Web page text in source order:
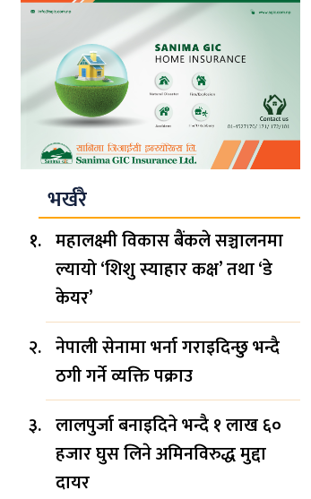
भर्खरै
महालक्ष्मी विकास बैंकले सञ्चालनमा
ल्यायो ‘शिशु स्याहार कक्ष’ तथा ‘डे
केयर’
नेपाली सेनामा भर्ना गराइदिन्छु भन्दै
ठगी गर्ने व्यक्ति पक्राउ
लालपुर्जा बनाइदिने भन्दै १ लाख ६०
हजार घुस लिने अमिनविरुद्ध मुद्दा
दायर